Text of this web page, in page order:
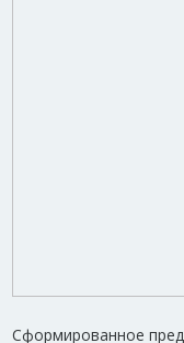
Сформированное